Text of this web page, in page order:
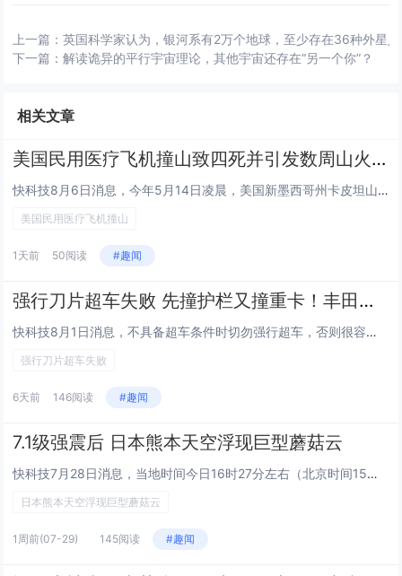
上一篇：英国科学家认为，银河系有2万个地球，至少存在36种外星
下一篇：解读诡异的平行宇宙理论，其他宇宙还存在“另一个你”？
相关文章
美国民用医疗飞机撞山致四死并引发数周山火 背后隐藏真相曝光！
快科技8月6日消息，今年5月14日凌晨，美国新墨西哥州卡皮坦山脉发生一起空难：一架比奇空中国王C90民用医疗转运飞机撞上...
美国民用医疗飞机撞山
1天前 50阅读 #趣闻
强行刀片超车失败 先撞护栏又撞重卡！丰田威兰达当场成废铁
快科技8月1日消息，不具备超车条件时切勿强行超车，否则很容易发生严重交通事故，公安部交通管理局就披露了这样一起案例。6月...
强行刀片超车失败
6天前 146阅读 #趣闻
7.1级强震后 日本熊本天空浮现巨型蘑菇云
快科技7月28日消息，当地时间今日16时27分左右（北京时间15时27分左右），日本熊本县附近突发的7.1级强震，震度达...
日本熊本天空浮现巨型蘑菇云
1周前(07-29) 145阅读 #趣闻